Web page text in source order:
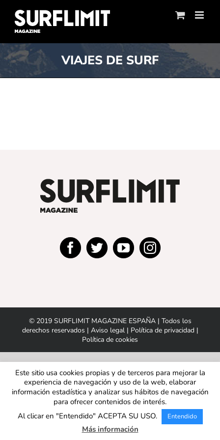
content
VIAJES DE SURF
© 2019 SURFLIMIT MAGAZINE ESPAÑA | Todos los
derechos reservados | Aviso legal| Política de privacidad |
Política de cookies
Este sitio usa cookies propias y de terceros para mejorar la
experiencia de navegación y uso de la web, elaborar
información estadística y analizar sus hábitos de navegación
para ofrecer contenidos de interés.
Al clicar en "Entendido" ACEPTA SU USO.
Entendido
Más información